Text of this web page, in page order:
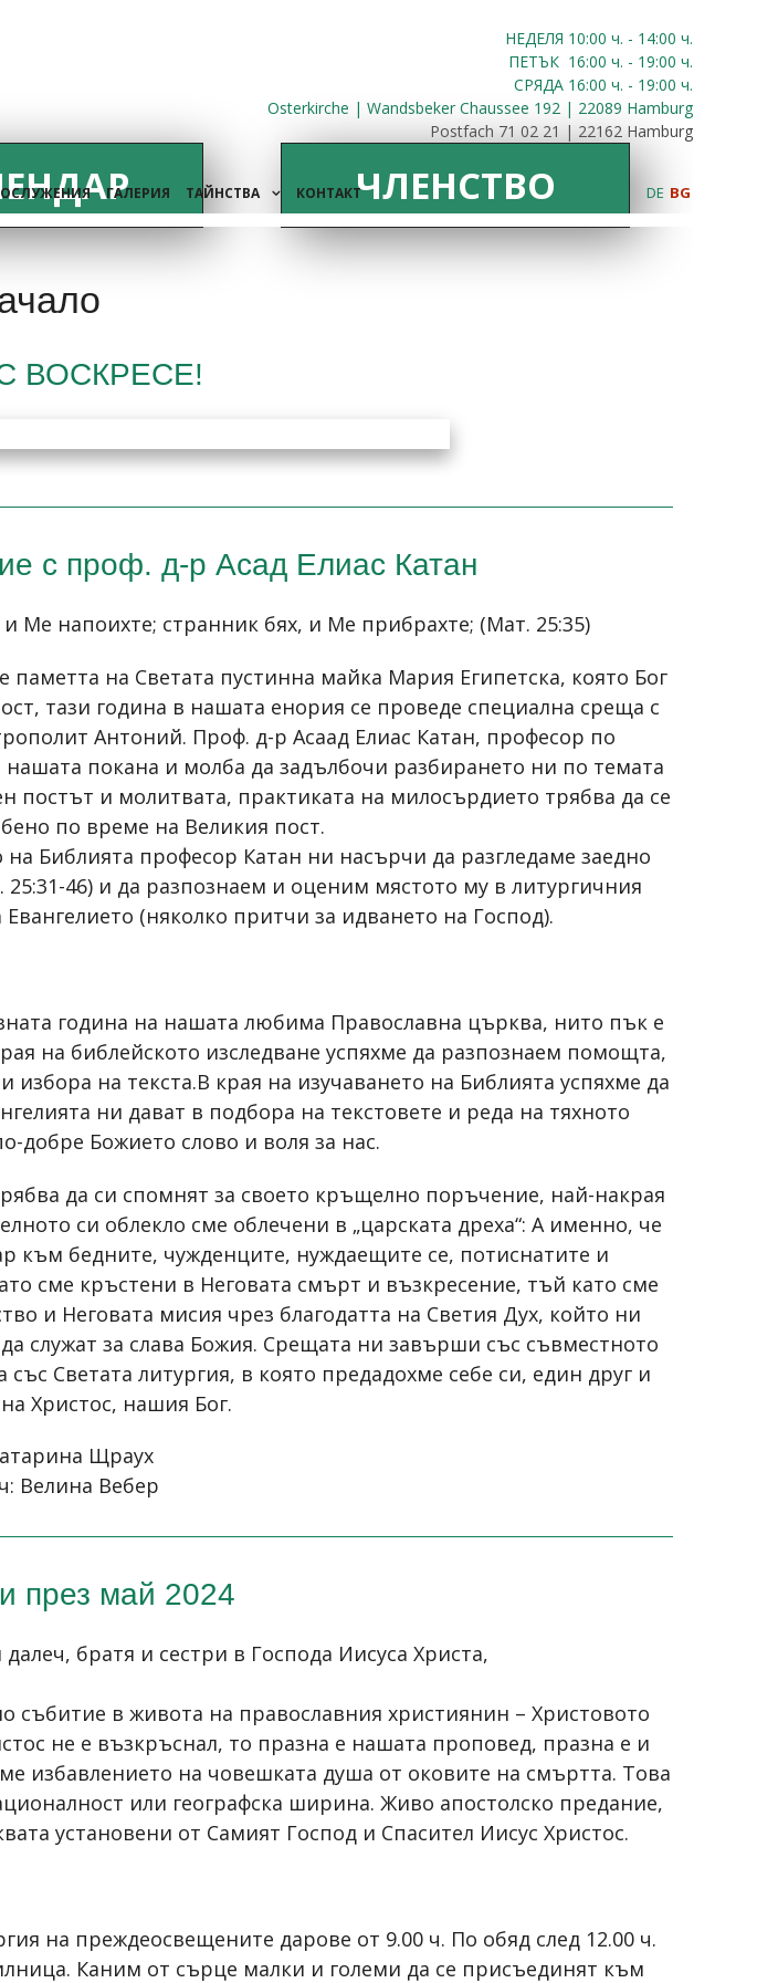
НЕДЕЛЯ 10:00 ч. - 14:00 ч.
ПЕТЪК 16:00 ч. - 19:00 ч.
СРЯДА 16:00 ч. - 19:00 ч.
Osterkirche | Wandsbeker Chaussee 192 | 22089 Hamburg
Postfach 71 02 21 | 22162 Hamburg
ГАЛЕРИЯ ТАЙНСТВА КОНТАКТ DE BG
ЧЛЕНСТВО
ВОСКРЕСЕ!
с проф. д-р Асад Елиас Катан
Ме напоихте; странник бях, и Ме прибрахте; (Мат. 25:35)
на Светата пустинна майка Мария Египетска, която Бог
тази година в нашата енория се проведе специална среща с
Антоний. Проф. д-р Асаад Елиас Катан, професор по
покана и молба да задълбочи разбирането ни по темата
постът и молитвата, практиката на милосърдието трябва да се
по време на Великия пост.
Библията професор Катан ни насърчи да разгледаме заедно
46) и да разпознаем и оценим мястото му в литургичния
(няколко притчи за идването на Господ).
година на нашата любима Православна църква, нито пък е
на библейското изследване успяхме да разпознаем помощта,
на текста.В края на изучаването на Библията успяхме да
ни дават в подбора на текстовете и реда на тяхното
добре Божието слово и воля за нас.
да си спомнят за своето кръщелно поръчение, най-накрая
си облекло сме облечени в „царската дреха“: А именно, че
към бедните, чужденците, нуждаещите се, потиснатите и
сме кръстени в Неговата смърт и възкресение, тъй като сме
и Неговата мисия чрез благодатта на Светия Дух, който ни
служат за слава Божия. Срещата ни завърши със съвместното
Светата литургия, в която предадохме себе си, един друг и
Христос, нашия Бог.
Щраух
Велина Вебер
през май 2024
братя и сестри в Господа Иисуса Христа,
събитие в живота на православния християнин – Христовото
не е възкръснал, то празна е нашата проповед, празна е и
избавлението на човешката душа от оковите на смъртта. Това
или географска ширина. Живо апостолско предание,
установени от Самият Господ и Спасител Иисус Христос.
на преждеосвещените дарове от 9.00 ч. По обяд след 12.00 ч.
Каним от сърце малки и големи да се присъединят към